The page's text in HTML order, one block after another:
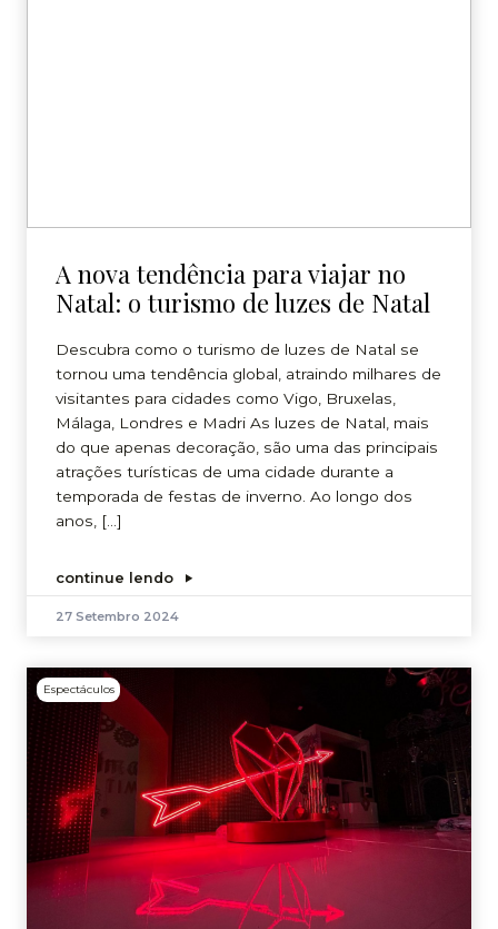
A nova tendência para viajar no
Natal: o turismo de luzes de Natal
Descubra como o turismo de luzes de Natal se
tornou uma tendência global, atraindo milhares de
visitantes para cidades como Vigo, Bruxelas,
Málaga, Londres e Madri As luzes de Natal, mais
do que apenas decoração, são uma das principais
atrações turísticas de uma cidade durante a
temporada de festas de inverno. Ao longo dos
anos, […]
continue lendo
27 Setembro 2024
Espectáculos